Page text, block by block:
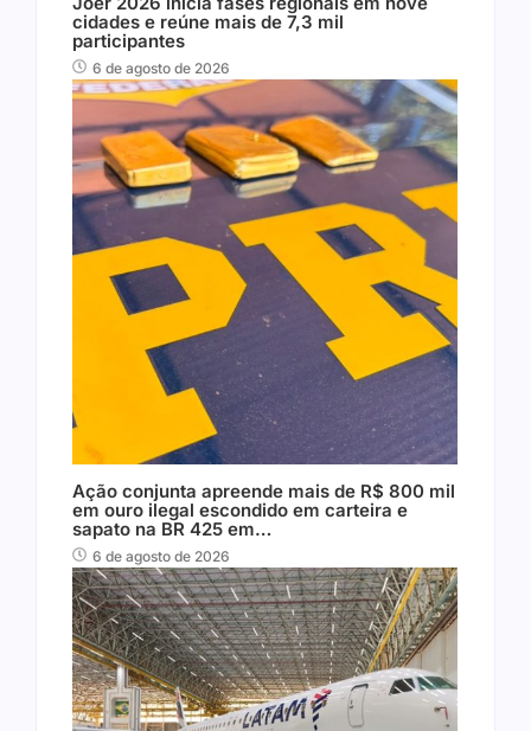
cidades e reúne mais de 7,3 mil
participantes
6 de agosto de 2026
Ação conjunta apreende mais de R$ 800 mil
em ouro ilegal escondido em carteira e
sapato na BR 425 em…
6 de agosto de 2026